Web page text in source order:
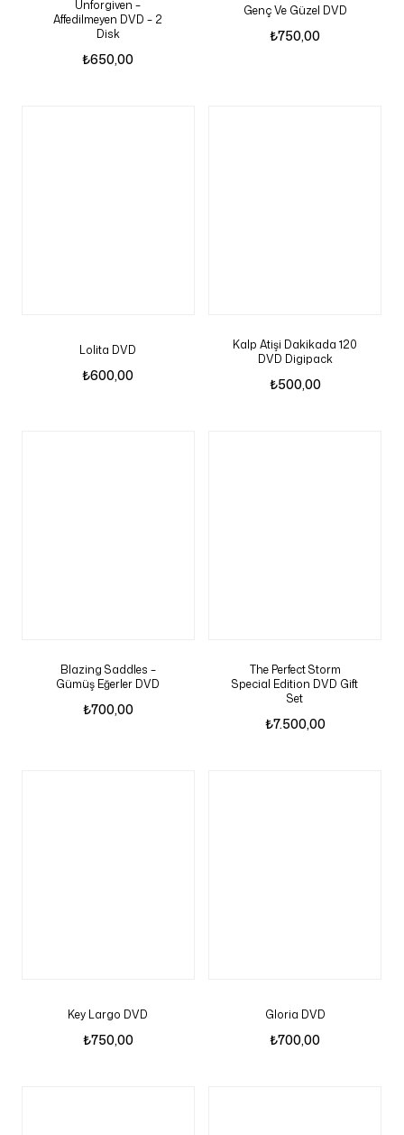
Unforgiven –
Affedilmeyen DVD – 2
Disk
₺650,00
Genç Ve Güzel DVD
₺750,00
Lolita DVD
₺600,00
Kalp Atişi Dakikada 120
DVD Digipack
₺500,00
Blazing Saddles –
Gümüş Eğerler DVD
₺700,00
The Perfect Storm
Special Edition DVD Gift
Set
₺7.500,00
Key Largo DVD
₺750,00
Gloria DVD
₺700,00